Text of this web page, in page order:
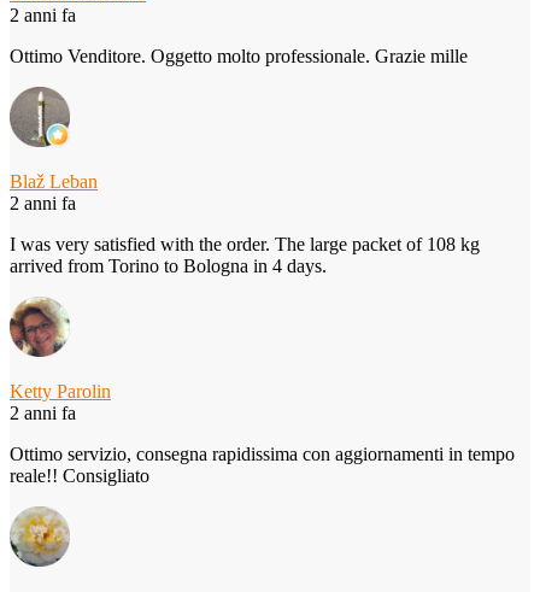
2 anni fa
Ottimo Venditore. Oggetto molto professionale. Grazie mille
Blaž Leban
2 anni fa
I was very satisfied with the order. The large packet of 108 kg
arrived from Torino to Bologna in 4 days.
Ketty Parolin
2 anni fa
Ottimo servizio, consegna rapidissima con aggiornamenti in tempo
reale!! Consigliato